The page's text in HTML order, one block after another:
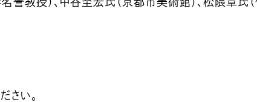
さい。